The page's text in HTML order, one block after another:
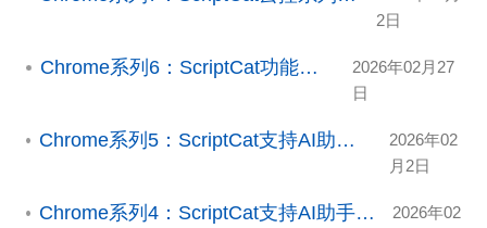
2日
Chrome系列6：ScriptCat功能实现
2026年02月27
日
Chrome系列5：ScriptCat支持AI助手（终极版幻想）
2026年02
月2日
Chrome系列4：ScriptCat支持AI助手能力(第一版 MVP)
2026年02